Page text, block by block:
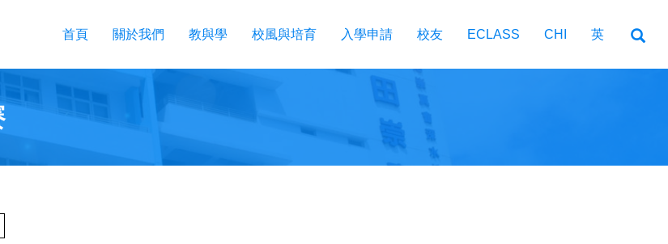
首頁 關於我們 教與學 校風與培育 入學申請 校友 ECLASS CHI 英